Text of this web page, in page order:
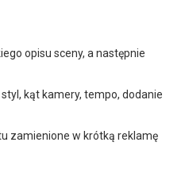
opisu sceny, a następnie
kąt kamery, tempo, dodanie
zamienione w krótką reklamę